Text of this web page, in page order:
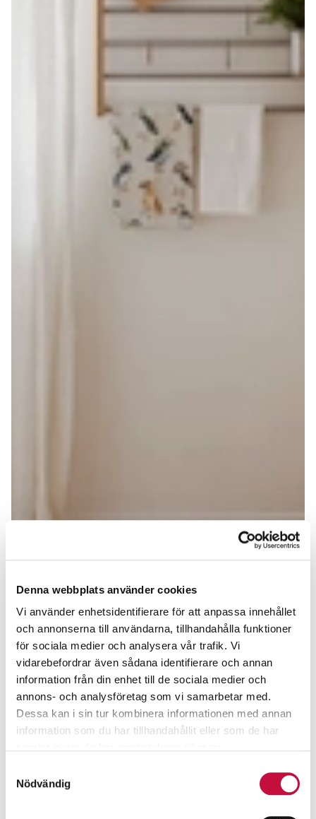
Denna webbplats använder cookies
Vi använder enhetsidentifierare för att anpassa innehållet
och annonserna till användarna, tillhandahålla funktioner
för sociala medier och analysera vår trafik. Vi
vidarebefordrar även sådana identifierare och annan
information från din enhet till de sociala medier och
annons- och analysföretag som vi samarbetar med.
Dessa kan i sin tur kombinera informationen med annan
information som du har tillhandahållit eller som de har
Nödvändig